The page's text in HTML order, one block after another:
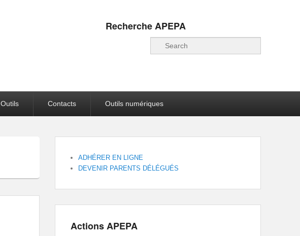
Recherche APEPA
Recherche
Outils Contacts Outils numériques
ADHÉRER EN LIGNE
DEVENIR PARENTS DÉLÉGUÉS
Actions APEPA